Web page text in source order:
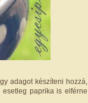
adagot készíteni hozzá,
paprika is elférne